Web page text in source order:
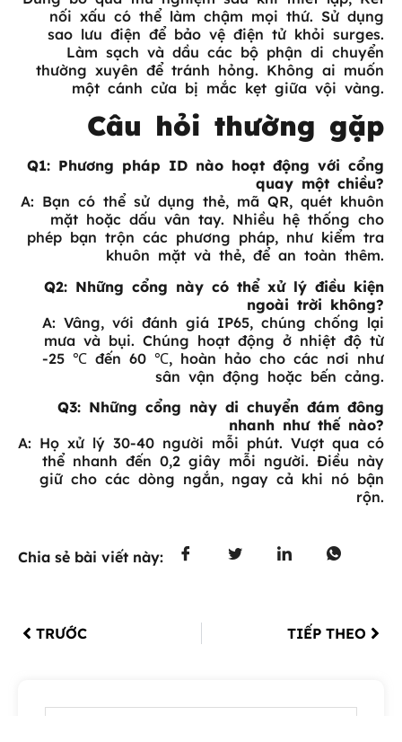
nối xấu có thể làm chậm mọi thứ. Sử dụng
sao lưu điện để bảo vệ điện tử khỏi surges.
Làm sạch và dầu các bộ phận di chuyển
thường xuyên để tránh hỏng. Không ai muốn
một cánh cửa bị mắc kẹt giữa vội vàng.
Câu hỏi thường gặp
Q1: Phương pháp ID nào hoạt động với cổng
quay một chiều?
A: Bạn có thể sử dụng thẻ, mã QR, quét khuôn
mặt hoặc dấu vân tay. Nhiều hệ thống cho
phép bạn trộn các phương pháp, như kiểm tra
khuôn mặt và thẻ, để an toàn thêm.
Q2: Những cổng này có thể xử lý điều kiện
ngoài trời không?
A: Vâng, với đánh giá IP65, chúng chống lại
mưa và bụi. Chúng hoạt động ở nhiệt độ từ
-25 ℃ đến 60 ℃, hoàn hảo cho các nơi như
sân vận động hoặc bến cảng.
Q3: Những cổng này di chuyển đám đông
nhanh như thế nào?
A: Họ xử lý 30-40 người mỗi phút. Vượt qua có
thể nhanh đến 0,2 giây mỗi người. Điều này
giữ cho các dòng ngắn, ngay cả khi nó bận
rộn.
Chia sẻ bài viết này:
TRƯỚC TIẾP THEO